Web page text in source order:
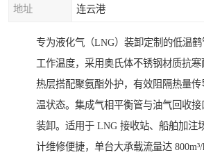
地址 连云港
专为液化气（LNG）装卸定制的低温
工作温度，采用奥氏体不锈钢材质抗
热层搭配聚氨酯外护，有效阻隔热量
温状态。集成气相平衡管与油气回收接
装卸。适用于 LNG 接收站、船舶加注
计维修便捷，单台大承载流量达